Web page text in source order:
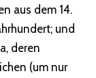
aus dem 14.
und
deren
(um nur